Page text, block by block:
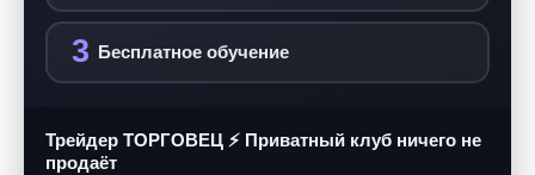
3 Бесплатное обучение
Трейдер ТОРГОВЕЦ ⚡ Приватный клуб ничего не
продаёт